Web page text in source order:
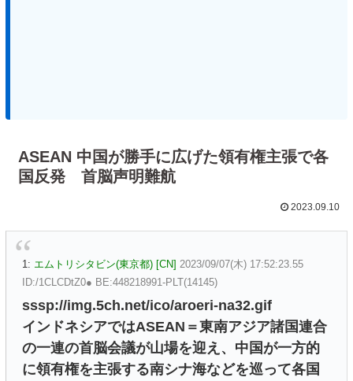
ASEAN 中国が勝手に広げた領有権主張で各
国反発 首脳声明難航
2023.09.10
1: エムトリシタビン(東京都) [CN] 2023/09/07(木) 17:52:23.55
ID:/1CLCDtZ0● BE:448218991-PLT(14145)
sssp://img.5ch.net/ico/aroeri-na32.gif
インドネシアではASEAN＝東南アジア諸国連合
の一連の首脳会議が山場を迎え、中国が一方的
に領有権を主張する南シナ海などを巡って各国